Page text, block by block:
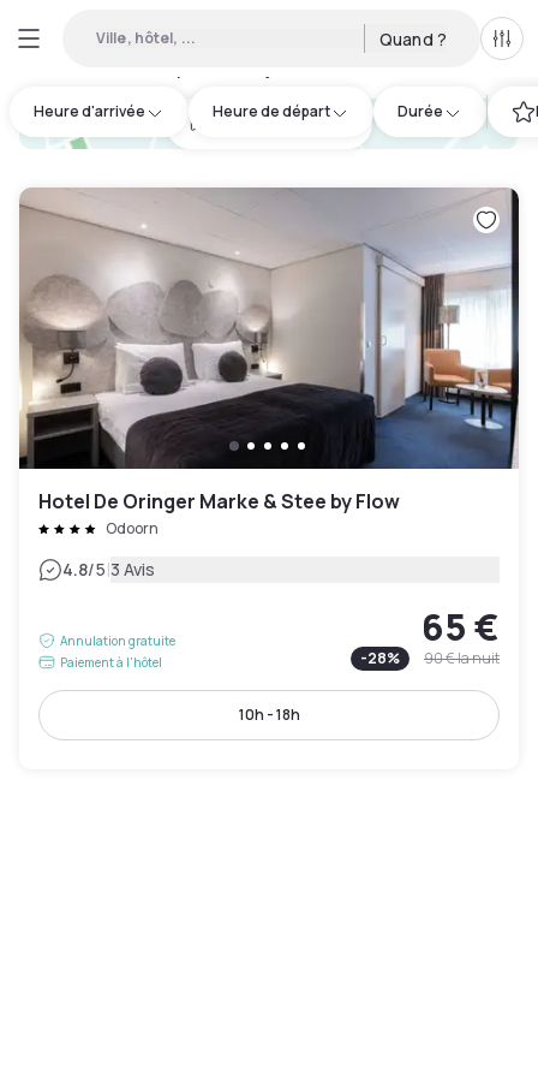
Ville, hôtel, ... Quand ?
Heure d'arrivée Heure de départ Durée
hotel.cta.view_map
Hotel De Oringer Marke & Stee by Flow
Odoorn
4.8/5|3 Avis
Annulation gratuite
Paiement à l'hôtel
65 €
-28% 90 €la nuit
10h - 18h